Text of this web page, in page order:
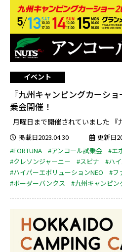
イベント
『九州キャンピングカーシ
乗会開催！
月曜日まで開催されていました 『
掲載日2023.04.30
更新日
#FORTUNA
#アンコール試乗会 #エ
#クレソンジャーニー
#スピナ
#ハ
#ハイパーエボリューションNEO
#フ
#ボーダーバンクス
#九州キャンピン